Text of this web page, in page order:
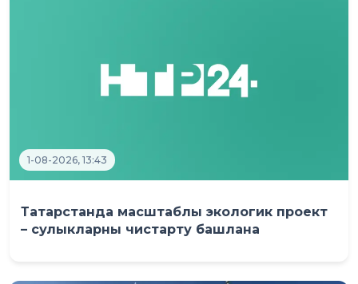
1-08-2026, 13:43
Татарстанда масштаблы экологик проект
– сулыкларны чистарту башлана